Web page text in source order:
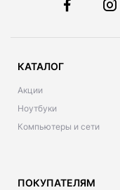
КАТАЛОГ
Акции
Ноутбуки
Компьютеры и сети
ПОКУПАТЕЛЯМ